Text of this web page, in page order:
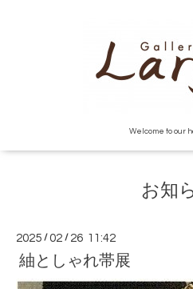
Welcome to our
お知
2025 /02 / 26 11:42
紬としゃれ帯展